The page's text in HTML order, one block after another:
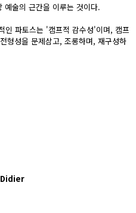
예술의 근간을 이루는 것이다.
인 파토스는 '캠프적 감수성'이며, 캠프
형성을 문제삼고, 조롱하며, 재구성하